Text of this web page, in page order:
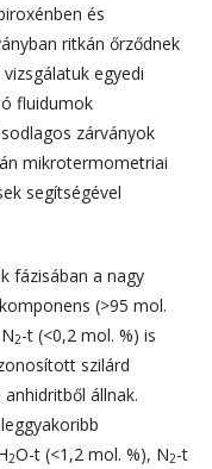
és
ritkán őrződnek
egyedi
fluidumok
zárványok
mikrotermometriai
segítségével
fázisában a nagy
(>95 mol.
2-t (<0,2 mol. %) is
szilárd
állnak.
2O-t (<1,2 mol. %), N2-t